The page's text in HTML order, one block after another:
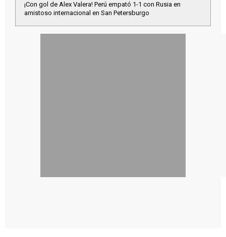
¡Con gol de Alex Valera! Perú empató 1-1 con Rusia en
amistoso internacional en San Petersburgo